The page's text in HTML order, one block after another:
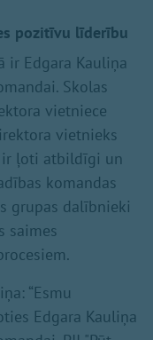
pozitīvu līderību
ir Edgara Kauliņa
Skolas
vietniece
vietnieks
ir ļoti atbildīgi un
komandas
grupas dalībnieki
saimes
“Esmu
Edgara Kauliņa